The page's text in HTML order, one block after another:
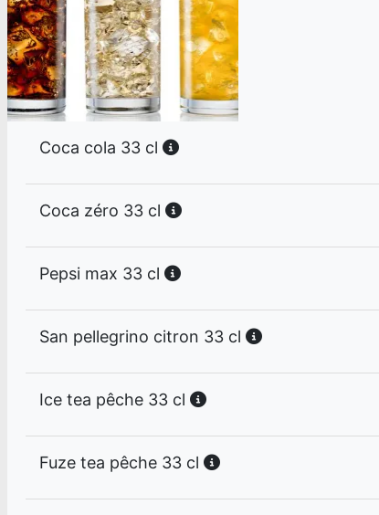
Coca cola 33 cl
Coca zéro 33 cl
Pepsi max 33 cl
San pellegrino citron 33 cl
Ice tea pêche 33 cl
Fuze tea pêche 33 cl